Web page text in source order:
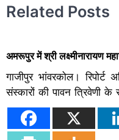
Related Posts
अमरूपुर में श्री लक्ष्मीनारायण
गाजीपुर भांवरकोल।
संस्कारों की पावन त्रिवेणी के